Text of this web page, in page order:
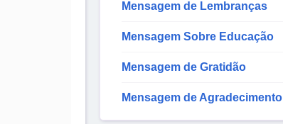
Mensagem de Lembranças
Mensagem Sobre Educação
Mensagem de Gratidão
Mensagem de Agradecimento